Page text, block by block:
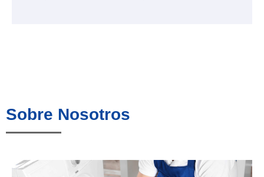
Sobre Nosotros